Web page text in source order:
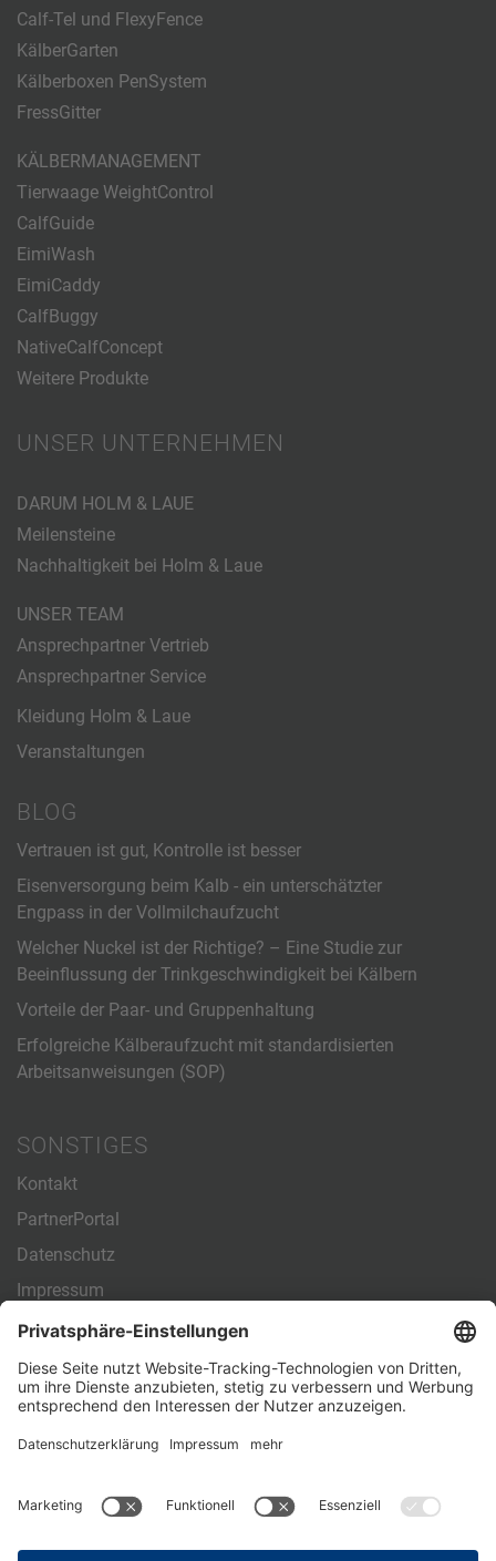
Calf-Tel und FlexyFence
KälberGarten
Kälberboxen PenSystem
FressGitter
KÄLBERMANAGEMENT
Tierwaage WeightControl
CalfGuide
EimiWash
EimiCaddy
CalfBuggy
NativeCalfConcept
Weitere Produkte
UNSER UNTERNEHMEN
DARUM HOLM & LAUE
Meilensteine
Nachhaltigkeit bei Holm & Laue
UNSER TEAM
Ansprechpartner Vertrieb
Ansprechpartner Service
Kleidung Holm & Laue
Veranstaltungen
BLOG
Vertrauen ist gut, Kontrolle ist besser
Eisenversorgung beim Kalb - ein unterschätzter
Engpass in der Vollmilchaufzucht
Welcher Nuckel ist der Richtige? – Eine Studie zur
Beeinflussung der Trinkgeschwindigkeit bei Kälbern
Vorteile der Paar- und Gruppenhaltung
Erfolgreiche Kälberaufzucht mit standardisierten
Arbeitsanweisungen (SOP)
SONSTIGES
Kontakt
PartnerPortal
Datenschutz
Impressum
Allgemeine Geschäftsbedingungen